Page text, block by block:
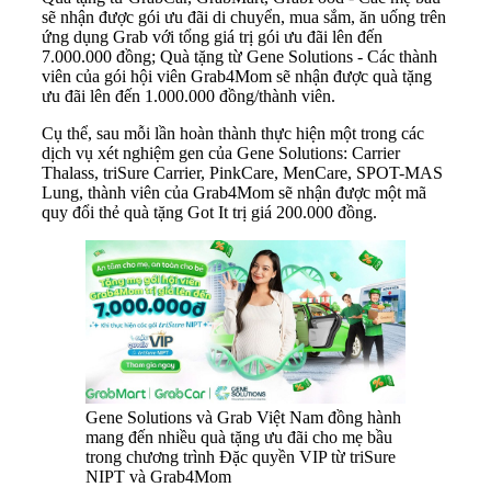
sẽ nhận được gói ưu đãi di chuyển, mua sắm, ăn uống trên
ứng dụng Grab với tổng giá trị gói ưu đãi lên đến
7.000.000 đồng; Quà tặng từ Gene Solutions - Các thành
viên của gói hội viên Grab4Mom sẽ nhận được quà tặng
ưu đãi lên đến 1.000.000 đồng/thành viên.
Cụ thể, sau mỗi lần hoàn thành thực hiện một trong các
dịch vụ xét nghiệm gen của Gene Solutions: Carrier
Thalass, triSure Carrier, PinkCare, MenCare, SPOT-MAS
Lung, thành viên của Grab4Mom sẽ nhận được một mã
quy đổi thẻ quà tặng Got It trị giá 200.000 đồng.
Gene Solutions và Grab Việt Nam đồng hành
mang đến nhiều quà tặng ưu đãi cho mẹ bầu
trong chương trình Đặc quyền VIP từ triSure
NIPT và Grab4Mom